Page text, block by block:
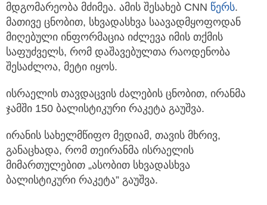
მდგომარეობა მძიმეა. ამის შესახებ CNN წერს.
მათივე ცნობით, სხვადასხვა საავადმყოფოდან
მიღებული ინფორმაცია იძლევა იმის თქმის
საფუძველს, რომ დაშავებულთა რაოდენობა
შესაძლოა, მეტი იყოს.
ისრაელის თავდაცვის ძალების ცნობით, ირანმა
ჯამში 150 ბალისტიკური რაკეტა გაუშვა.
ირანის სახელმწიფო მედიამ, თავის მხრივ,
განაცხადა, რომ თეირანმა ისრაელის
მიმართულებით „ასობით სხვადასხვა
ბალისტიკური რაკეტა” გაუშვა.